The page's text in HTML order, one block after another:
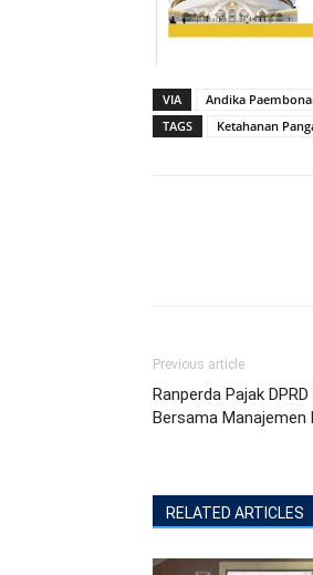
VIA
Andika
TAGS
Ketahanan
Previous article
Ranperda Pajak
Bersama Manajemen
RELATED ARTICLES